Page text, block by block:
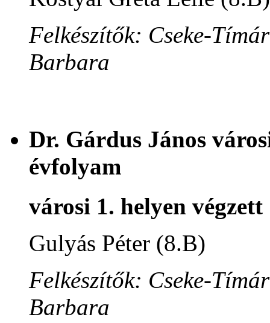
Felkészítők: Cseke-
Barbara
Dr. Gárdus János
évfolyam
városi 1. helyen végzett
Gulyás Péter (8.B)
Felkészítők: Cseke-
Barbara